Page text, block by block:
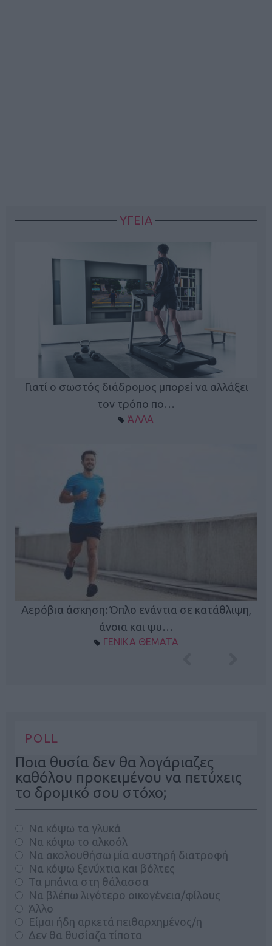
ΥΓΕΙΑ
Γιατί ο σωστός διάδρομος μπορεί να αλλάξει
τον τρόπο πο…
ΆΛΛΑ
Αερόβια άσκηση: Όπλο ενάντια σε κατάθλιψη,
άνοια και ψυ…
ΓΕΝΙΚΑ ΘΕΜΑΤΑ
POLL
Ποια θυσία δεν θα λογάριαζες
καθόλου προκειμένου να πετύχεις
το δρομικό σου στόχο;
Να κόψω τα γλυκά
Να κόψω το αλκοόλ
Να ακολουθήσω μία αυστηρή διατροφή
Να κόψω ξενύχτια και βόλτες
Τα μπάνια στη θάλασσα
Να βλέπω λιγότερο οικογένεια/φίλους
Άλλο
Είμαι ήδη αρκετά πειθαρχημένος/η
Δεν θα θυσίαζα τίποτα